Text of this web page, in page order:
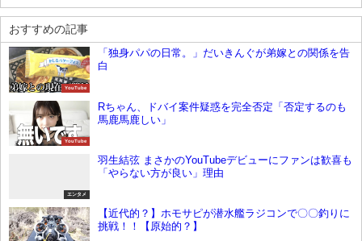
おすすめの記事
YouTube
「独身パパの日常。」だいきんぐが弟嫁との関係を告
白
YouTube
Rちゃん、ドバイ案件疑惑を完全否定「否定するのも
馬鹿馬鹿しい」
エンタメ
羽生結弦 まさかのYouTubeデビューにファンは歓喜も
「やらない方が良い」理由
【近代的？】ホモサピが潜水艦ラジコンで〇〇釣りに
挑戦！！【原始的？】